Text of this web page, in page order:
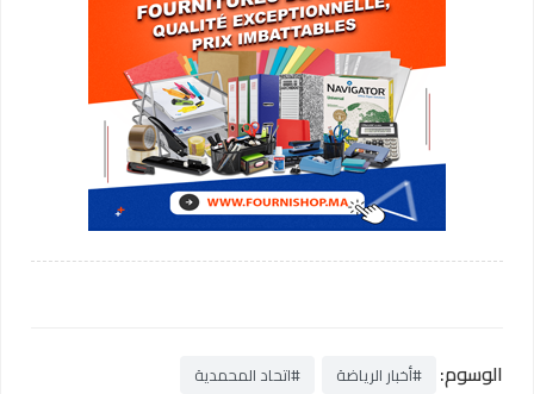
الوسوم: #أخبار الرياضة #اتحاد المحمدية